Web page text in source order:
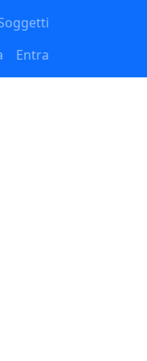
Entra